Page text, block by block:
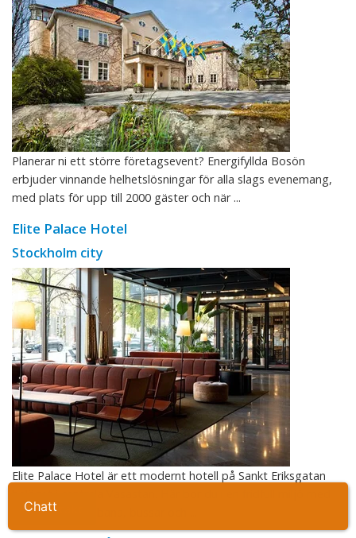
Ta kontakt
Planerar ni ett större företagsevent? Energifyllda Bosön
erbjuder vinnande helhetslösningar för alla slags evenemang,
med plats för upp till 2000 gäster och när ...
Elite Palace Hotel
Stockholm city
Elite Palace Hotel är ett modernt hotell på Sankt Eriksgatan
närhet till tunnelbana, bussar och ...